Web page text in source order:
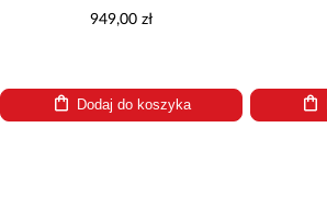
949,00 zł
Dodaj do koszyka